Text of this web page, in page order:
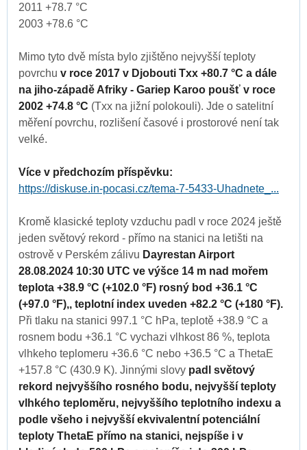
2011 +78.7 °C
2003 +78.6 °C
Mimo tyto dvě místa bylo zjištěno nejvyšší teploty
povrchu v roce 2017 v Djobouti Txx +80.7 °C a dále
na jiho-západě Afriky - Gariep Karoo poušť v roce
2002 +74.8 °C (Txx na jižní polokouli). Jde o satelitní
měření povrchu, rozlišení časové i prostorové není tak
velké.
Více v předchozím příspěvku:
https://diskuse.in-pocasi.cz/tema-7-5433-Uhadnete_...
Kromě klasické teploty vzduchu padl v roce 2024 ještě
jeden světový rekord - přímo na stanici na letišti na
ostrově v Perském zálivu Dayrestan Airport
28.08.2024 10:30 UTC ve výšce 14 m nad mořem
teplota +38.9 °C (+102.0 °F) rosný bod +36.1 °C
(+97.0 °F),, teplotní index uveden +82.2 °C (+180 °F).
Při tlaku na stanici 997.1 °C hPa, teplotě +38.9 °C a
rosnem bodu +36.1 °C vychazi vlhkost 86 %, teplota
vlhkeho teplomeru +36.6 °C nebo +36.5 °C a ThetaE
+157.8 °C (430.9 K). Jinnými slovy padl světový
rekord nejvyššího rosného bodu, nejvyšší teploty
vlhkého teploměru, nejvyššího teplotního indexu a
podle všeho i nejvyšší ekvivalentní potenciální
teploty ThetaE přímo na stanici, nejspíše i v